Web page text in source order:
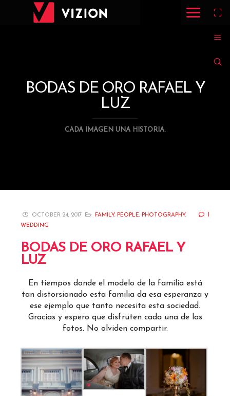
BODAS DE ORO RAFAEL Y
LUZ
CADA IMAGEN UNA HISTORIA.
OCTOBER 24, 2017 FAMILY, PEOPLE, PHOTOGRAPHY,
WEDDING
BODAS DE ORO RAFAEL Y
LUZ
En tiempos donde el modelo de la familia está
tan distorsionado esta familia da esa esperanza y
ese ejemplo que tanto necesita esta sociedad.
Gracias y espero que disfruten cada una de las
fotos. No olviden compartir.